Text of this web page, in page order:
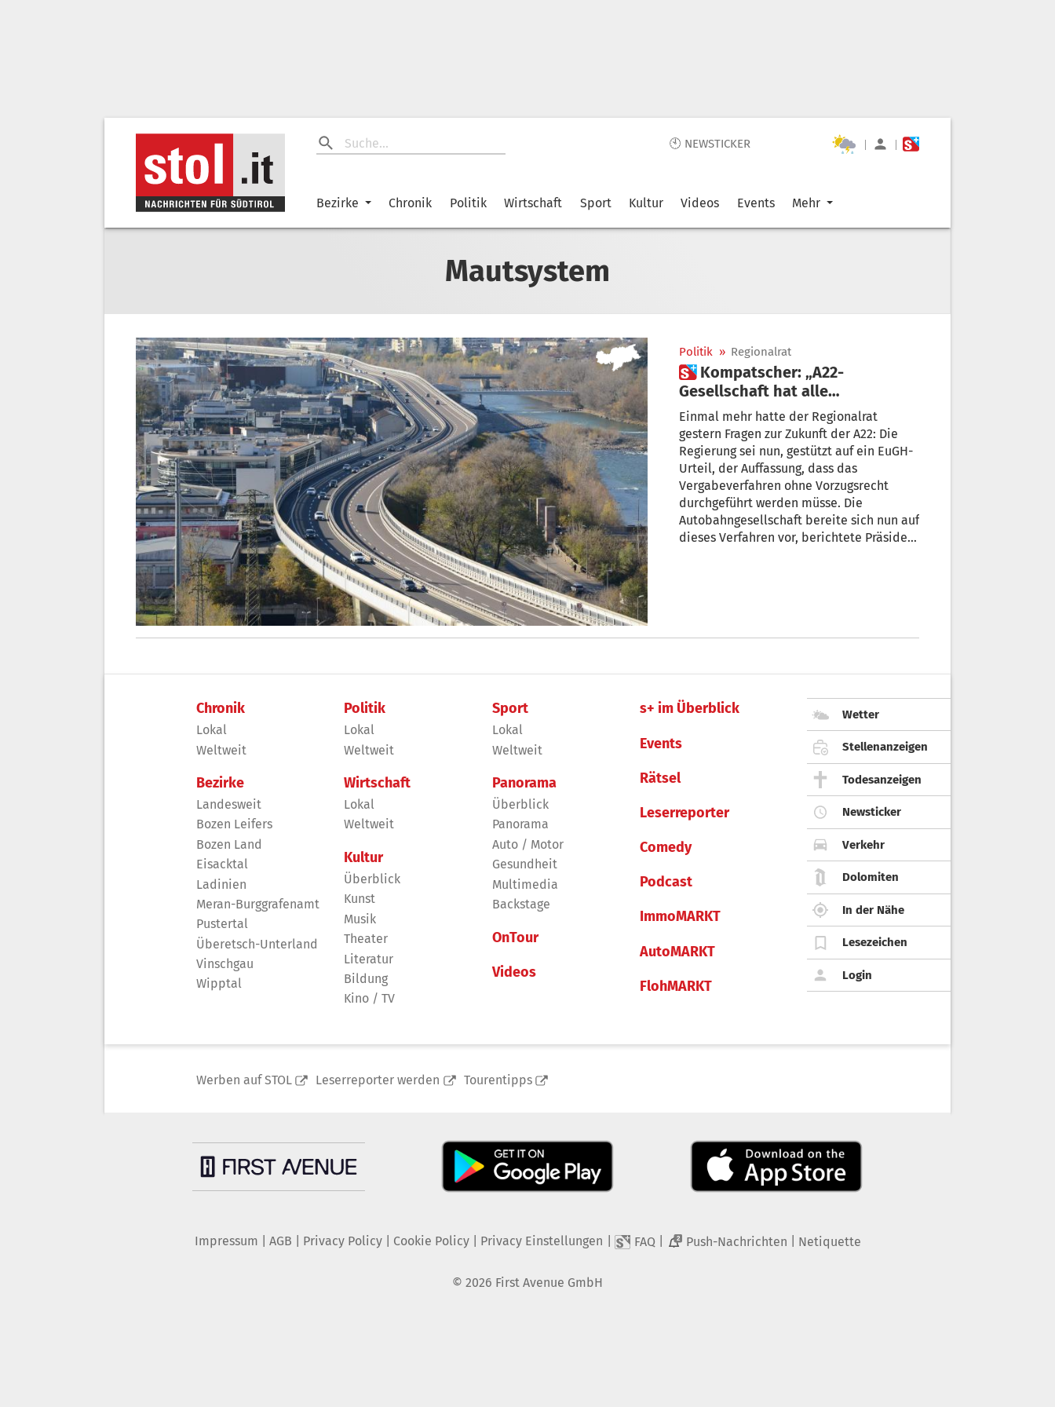
🕙 NEWSTICKER | |
Bezirke Chronik Politik Wirtschaft Sport Kultur Videos Events Mehr
Mautsystem
Politik » Regionalrat
 Kompatscher: „A22-
Gesellschaft hat alle
Voraussetzungen zu gewinnen“
Einmal mehr hatte der Regionalrat
gestern Fragen zur Zukunft der A22: Die
Regierung sei nun, gestützt auf ein EuGH-
Urteil, der Auffassung, dass das
Vergabeverfahren ohne Vorzugsrecht
durchgeführt werden müsse. Die
Autobahngesellschaft bereite sich nun auf
dieses Verfahren vor, berichtete Präsident
Chronik
Lokal
Weltweit
Bezirke
Landesweit
Bozen Leifers
Bozen Land
Eisacktal
Ladinien
Meran-Burggrafenamt
Pustertal
Überetsch-Unterland
Vinschgau
Wipptal
Politik
Lokal
Weltweit
Wirtschaft
Lokal
Weltweit
Kultur
Überblick
Kunst
Musik
Theater
Literatur
Bildung
Kino / TV
Sport
Lokal
Weltweit
Panorama
Überblick
Panorama
Auto / Motor
Gesundheit
Multimedia
Backstage
OnTour
Videos
s+ im Überblick
Events
Rätsel
Leserreporter
Comedy
Podcast
ImmoMARKT
AutoMARKT
FlohMARKT
Wetter
Stellenanzeigen
Todesanzeigen
Newsticker
Verkehr
Dolomiten
In der Nähe
Lesezeichen
Login
Werben auf STOL Leserreporter werden Tourentipps
Impressum AGB Privacy Policy| Cookie Policy| Privacy Einstellungen FAQ 2 Push-Nachrichten Netiquette
© 2026 First Avenue GmbH